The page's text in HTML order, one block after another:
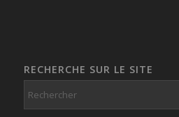
RECHERCHE SUR LE SITE